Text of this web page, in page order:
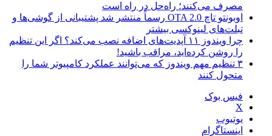
مصرف می‌کنند؛ راه‌حل در راه است
اوبونتو تاچ OTA 2.0 رسماً منتشر شد پشتیبانی از گوشی‌ها و
تبلت‌های لینوکسی بیشتر
چرا ویندوز ۱۱ آپدیت‌های اضافه نصب می‌کند؟ اگر این تنظیم
را روشن کرده‌اید، مراقب باشید!
۳ تنظیم مهم ویندوز که می‌توانند عملکرد کامپیوتر شما را
متحول کنند
فیس بوک
X
یوتیوب
اینستاگرام